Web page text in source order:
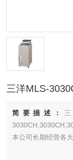
三洋MLS-
简要描述：
本公司长期经营各